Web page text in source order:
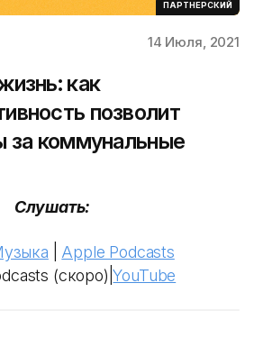
ПАРТНЕРСКИЙ
14 Июля, 2021
как
позволит
за коммунальные
Слушать:
Apple Podcasts
(скоро)|YouTube